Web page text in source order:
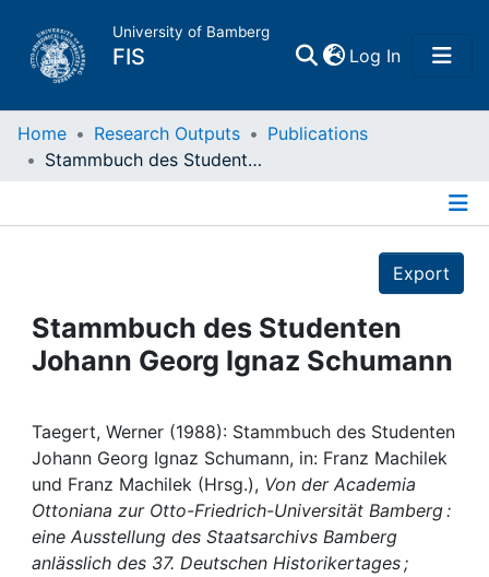
University of Bamberg
FIS Log In(current)
Home
Projects
People
Institutions
Awards
My FIS
Home Research Outputs
Publications
Stammbuch des Studenten Johann Georg Ignaz Schumann
Export
Stammbuch des Studenten
Johann Georg Ignaz Schumann
Taegert, Werner (1988): Stammbuch des Studenten
Johann Georg Ignaz Schumann, in: Franz Machilek
und Franz Machilek (Hrsg.), Von der Academia
Ottoniana zur Otto-Friedrich-Universität Bamberg :
eine Ausstellung des Staatsarchivs Bamberg
anlässlich des 37. Deutschen Historikertages ;